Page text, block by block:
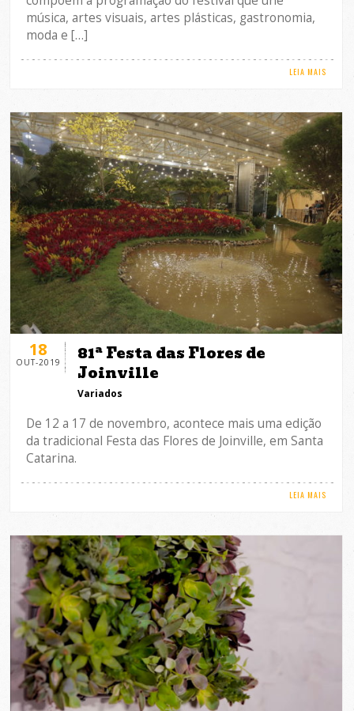
música, artes visuais, artes plásticas, gastronomia,
moda e […]
LEIA MAIS
18
OUT-2019
81ª Festa das Flores de
Joinville
Variados
De 12 a 17 de novembro, acontece mais uma edição
da tradicional Festa das Flores de Joinville, em Santa
Catarina.
LEIA MAIS